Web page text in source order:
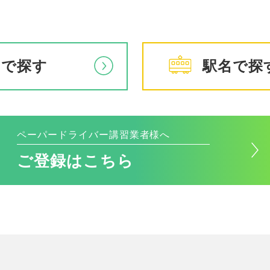
探す 駅名で探
ペーパードライバー講習業者様へ
ご登録はこちら